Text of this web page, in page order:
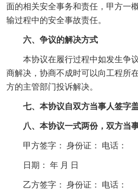
面的相关安全事务和责任，甲方一
输过程中的安全事故责任。
六、争议的解决方式
本协议在履行过程中如发生争
商解决，协商不成时可以向工程所
方的主管部门投诉解决。
七、本协议自双方当事人签字
八、本协议一式两份，双方当
甲方签字： 身份证： 电话：
日期： 年 月 日
乙方签字： 身份证： 电话：